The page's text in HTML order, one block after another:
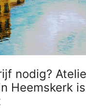
nodig?
Heemskerk